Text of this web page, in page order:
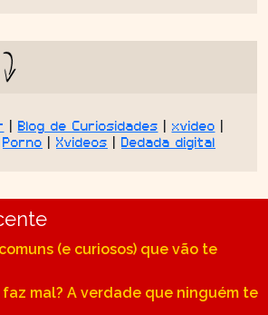
| Blog de Curiosidades | xvideo |
Porno | Xvideos | Dedada digital
(e curiosos) que vão te
mal? A verdade que ninguém te